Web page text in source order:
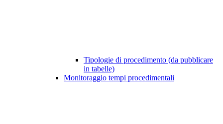
Tipologie di procedimento (da pubblicare
in tabelle)
Monitoraggio tempi procedimentali